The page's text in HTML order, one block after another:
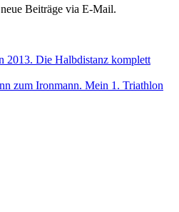
Beiträge via E-Mail.
2013. Die Halbdistanz komplett
zum Ironmann. Mein 1. Triathlon